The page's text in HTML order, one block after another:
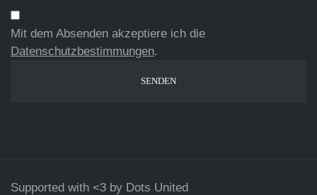
Mit dem Absenden akzeptiere ich die
Datenschutzbestimmungen.
Supported with <3 by Dots United